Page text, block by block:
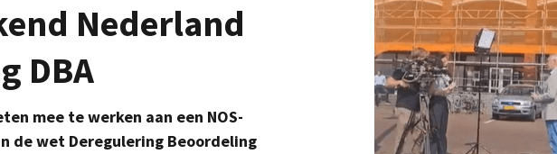
Nederland
DBA
mee te werken aan een NOS-
de wet Deregulering Beoordeling